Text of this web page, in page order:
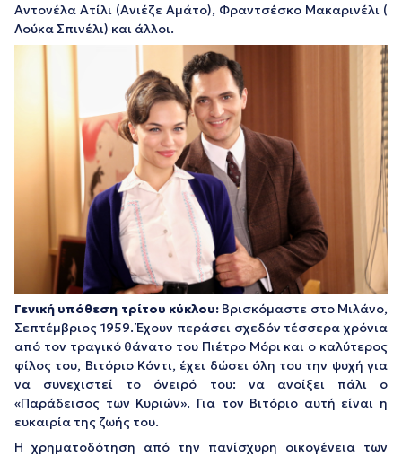
Αντονέλα Ατίλι (Ανιέζε Αμάτο), Φραντσέσκο Μακαρινέλι (
Λούκα Σπινέλι) και άλλοι.
Γενική υπόθεση τρίτου κύκλου: Βρισκόμαστε στο Μιλάνο,
Σεπτέμβριος 1959. Έχουν περάσει σχεδόν τέσσερα χρόνια
από τον τραγικό θάνατο του Πιέτρο Μόρι και ο καλύτερος
φίλος του, Βιτόριο Κόντι, έχει δώσει όλη του την ψυχή για
να συνεχιστεί το όνειρό του: να ανοίξει πάλι ο
«Παράδεισος των Κυριών». Για τον Βιτόριο αυτή είναι η
ευκαιρία της ζωής του.
Η χρηματοδότηση από την πανίσχυρη οικογένεια των